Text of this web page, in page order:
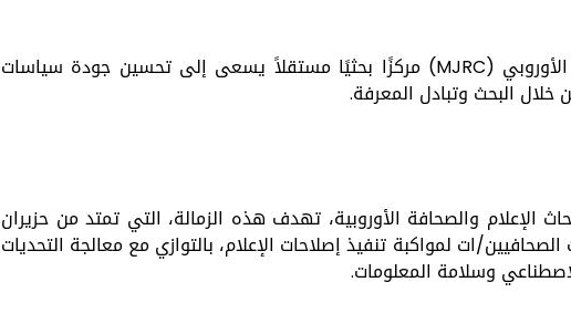
يُعد مركز أبحاث الإعلام والصحافة الأوروبي (MJRC) مركزًا بحثيًا مستقلاً يسعى إلى تحسين جودة سياسات
خلال البحث وتبادل المعرفة.
الإعلام والصحافة الأوروبية، تهدف هذه الزمالة، التي تمتد من حزيران
ات لمواكبة تنفيذ إصلاحات الإعلام، بالتوازي مع معالجة التحديات
وسلامة المعلومات.